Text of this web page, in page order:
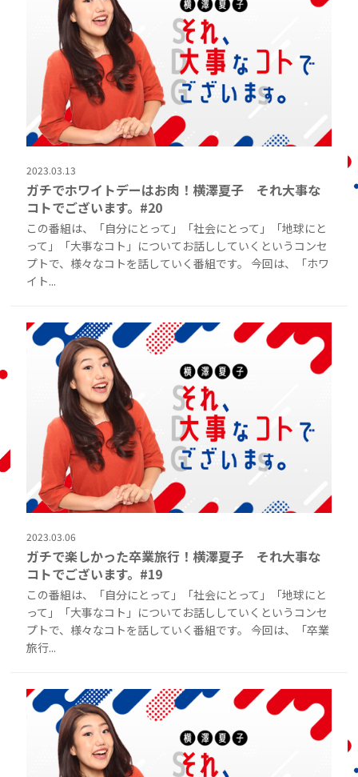
2023.03.13
ガチでホワイトデーはお肉！横澤夏子 それ大事な
コトでございます。#20
この番組は、「自分にとって」「社会にとって」「地球にと
って」「大事なコト」についてお話ししていくというコンセ
プトで、様々なコトを話していく番組です。 今回は、「ホワ
イト...
2023.03.06
ガチで楽しかった卒業旅行！横澤夏子 それ大事な
コトでございます。#19
この番組は、「自分にとって」「社会にとって」「地球にと
って」「大事なコト」についてお話ししていくというコンセ
プトで、様々なコトを話していく番組です。 今回は、「卒業
旅行...